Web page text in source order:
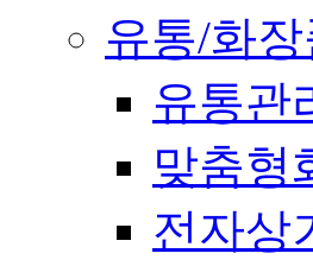
유통/화장
유통관
맞춤형
전자상